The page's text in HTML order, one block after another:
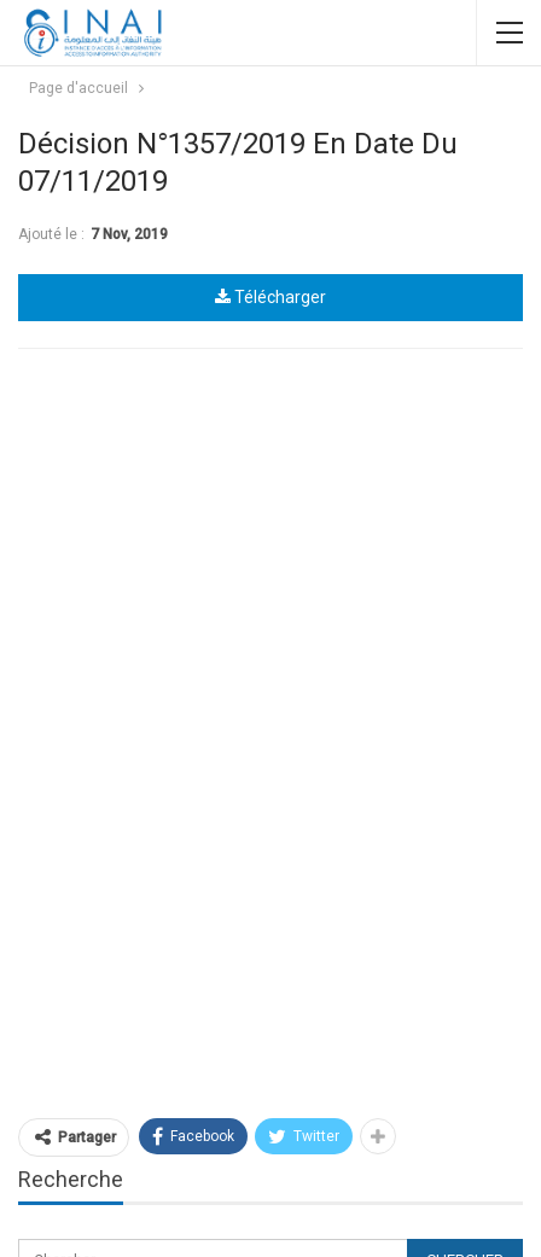
Page d'accueil
Décision N°1357/2019 En Date Du
07/11/2019
Ajouté le : 7 Nov, 2019
Télécharger
Partager Facebook Twitter
Recherche